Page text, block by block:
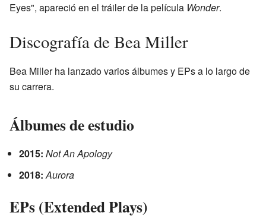
Eyes", apareció en el tráiler de la película Wonder.
Discografía de Bea Miller
Bea Miller ha lanzado varios álbumes y EPs a lo largo de
su carrera.
Álbumes de estudio
2015: Not An Apology
2018: Aurora
EPs (Extended Plays)